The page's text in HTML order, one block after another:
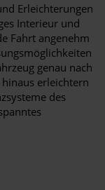
Erleichterungen
Interieur und
Fahrt angenehm
genau nach
erleichtern
des